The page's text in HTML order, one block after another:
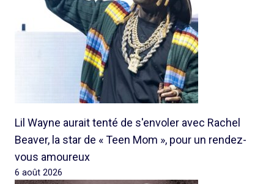
Lil Wayne aurait tenté de s'envoler avec Rachel
Beaver, la star de « Teen Mom », pour un rendez-
vous amoureux
6 août 2026